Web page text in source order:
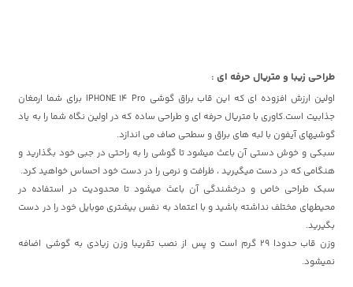
طراحی زیبا و متریال حرفه ای :
اولین ارزش افزوده ای که این قاب براق گوشی IPHONE 14 Pro برای شما ارمغان
جذابیت است.کاوری با متریال حرفه ای و طراحی ساده که در اولین نگاه شما را به یاد
گوشیهای آیفون با لبه های براق و سطحی صاف می اندازد.
سبکی و خوش دستی آن باعث میشود تا گوشی را به راحتی در جبی خود بگذارید و
هنگامی که در دست میگیرید ، ظرافت و نرمی را در دست خود احساس خواهید کرد.
سبک طراحی خاص و درخشندگی آن باعث میشود تا محدودیت در استفاده در
محیطهای مختلف نداشته باشید و با اعتماد به نفس بیشتری موبایل خود را در دست
بگیرید.
وزن قاب حدودا 29 گرم است و پس از نصب تقریبا وزن زیادی به گوشی اضافه
نمیشود.